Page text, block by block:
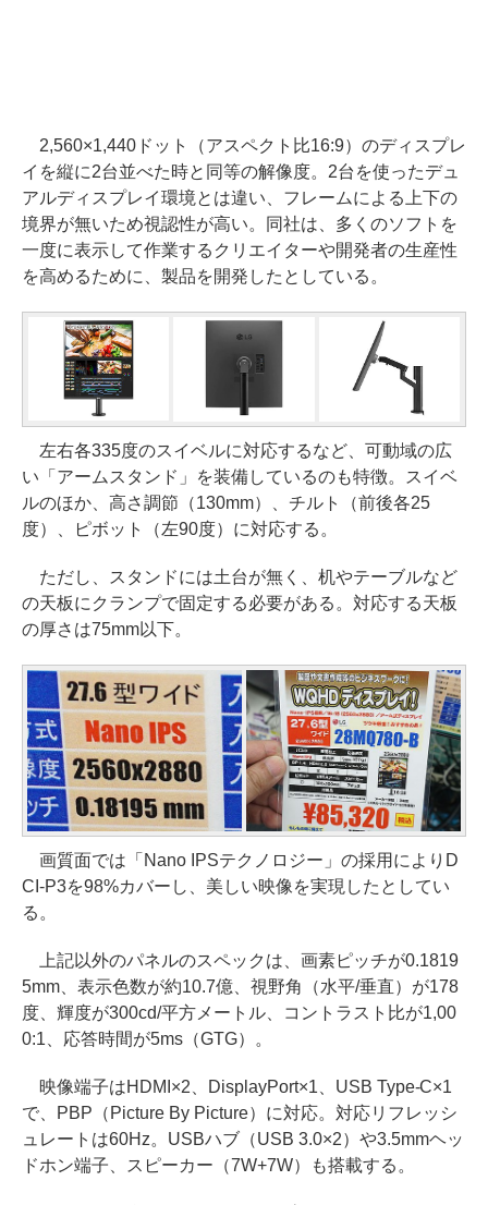
2,560×1,440ドット（アスペクト比16:9）のディスプレ
イを縦に2台並べた時と同等の解像度。2台を使ったデュ
アルディスプレイ環境とは違い、フレームによる上下の
境界が無いため視認性が高い。同社は、多くのソフトを
一度に表示して作業するクリエイターや開発者の生産性
を高めるために、製品を開発したとしている。
左右各335度のスイベルに対応するなど、可動域の広
い「アームスタンド」を装備しているのも特徴。スイベ
ルのほか、高さ調節（130mm）、チルト（前後各25
度）、ピボット（左90度）に対応する。
ただし、スタンドには土台が無く、机やテーブルなど
の天板にクランプで固定する必要がある。対応する天板
の厚さは75mm以下。
画質面では「Nano IPSテクノロジー」の採用によりD
CI-P3を98%カバーし、美しい映像を実現したとしてい
る。
上記以外のパネルのスペックは、画素ピッチが0.1819
5mm、表示色数が約10.7億、視野角（水平/垂直）が178
度、輝度が300cd/平方メートル、コントラスト比が1,00
0:1、応答時間が5ms（GTG）。
映像端子はHDMI×2、DisplayPort×1、USB Type-C×1
で、PBP（Picture By Picture）に対応。対応リフレッシ
ュレートは60Hz。USBハブ（USB 3.0×2）や3.5mmヘッ
ドホン端子、スピーカー（7W+7W）も搭載する。